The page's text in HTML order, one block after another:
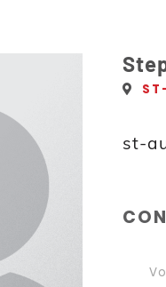
st-